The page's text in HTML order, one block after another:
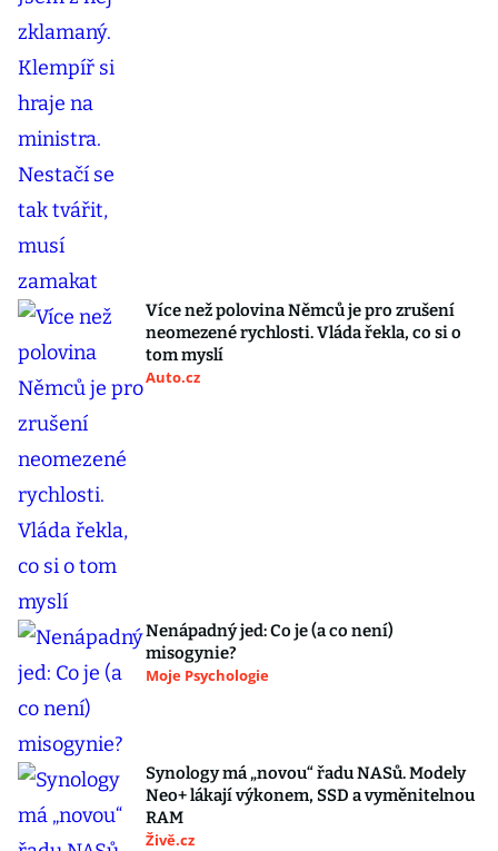
Více než polovina Němců je pro zrušení
neomezené rychlosti. Vláda řekla, co si o
tom myslí
Auto.cz
Nenápadný jed: Co je (a co není)
misogynie?
Moje Psychologie
Synology má „novou“ řadu NASů. Modely
Neo+ lákají výkonem, SSD a vyměnitelnou
RAM
Živě.cz